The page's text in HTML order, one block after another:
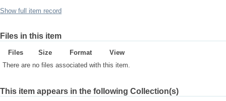
Show full item record
Files in this item
Files Size Format
View
There are no files associated with this item.
This item appears in the following Collection(s)